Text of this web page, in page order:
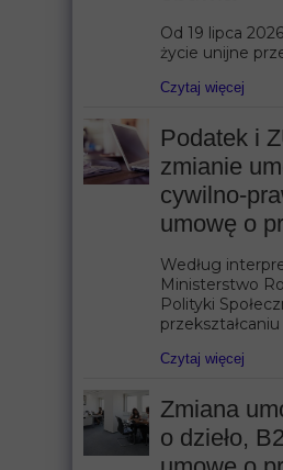
Od 19 lipca
życie unijne
Czytaj więcej
Podatek i
zmianie
cywilno-
umowę o
Według
Ministerstwo
Polityki
przekształcaniu
Czytaj więcej
Zmiana
o dzieło,